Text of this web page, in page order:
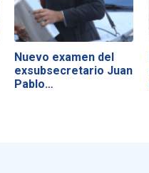
Nuevo examen del
exsubsecretario Juan
Pablo…